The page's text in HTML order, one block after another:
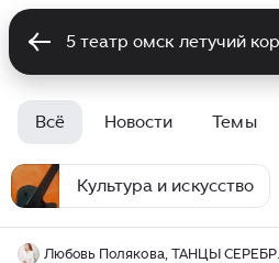
Всё Новости Темы
Культура и искусство
Любовь